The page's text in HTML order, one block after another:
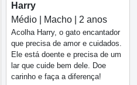
Harry
Médio | Macho | 2 anos
Acolha Harry, o gato encantador
que precisa de amor e cuidados.
Ele está doente e precisa de um
lar que cuide bem dele. Doe
carinho e faça a diferença!